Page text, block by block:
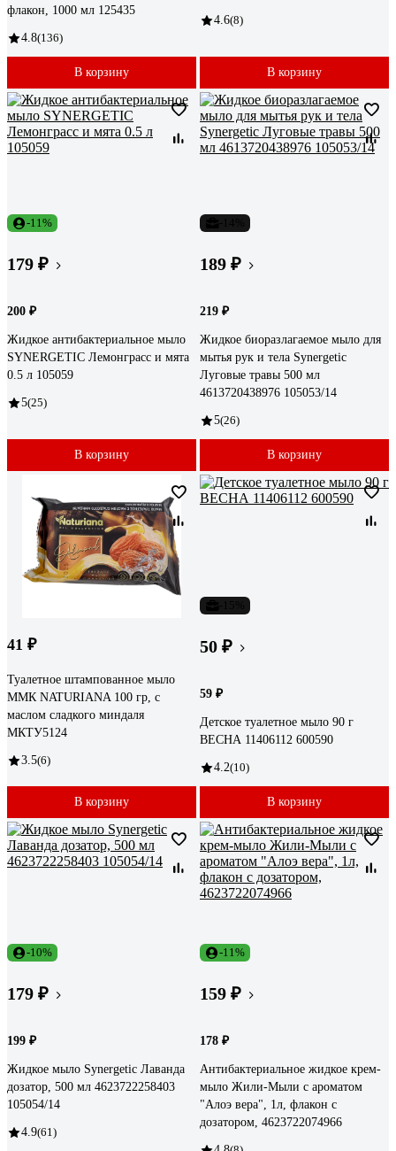
флакон, 1000 мл 125435
4.8(136)
В корзину
4.6(8)
В корзину
-11%
179 ₽
200 ₽
Жидкое антибактериальное мыло
SYNERGETIC Лемонграсс и мята
0.5 л 105059
5(25)
В корзину
189 ₽
219 ₽
Жидкое биоразлагаемое мыло для
мытья рук и тела Synergetic
Луговые травы 500 мл
4613720438976 105053/14
5(26)
В корзину
41 ₽
Туалетное штампованное мыло
ММК NATURIANA 100 гр, с
маслом сладкого миндаля
МКТУ5124
3.5(6)
В корзину
50 ₽
59 ₽
Детское туалетное мыло 90 г
ВЕСНА 11406112 600590
4.2(10)
В корзину
-10%
179 ₽
199 ₽
Жидкое мыло Synergetic Лаванда
дозатор, 500 мл 4623722258403
105054/14
4.9(61)
-11%
159 ₽
178 ₽
Антибактериальное жидкое крем-
мыло Жили-Мыли с ароматом
"Алоэ вера", 1л, флакон с
дозатором, 4623722074966